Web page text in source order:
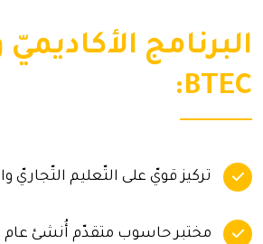
البرنامج
BTEC:
تركيز قويّ على التّعليم التّجاريّ
مختبر حاسوب متقدّم أُنشئ عام 1992